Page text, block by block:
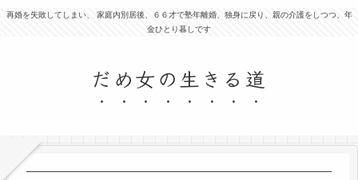
再婚を失敗してしまい、 家庭内別居後、６６才で塾年離婚、独身に戻り、親の介護をしつつ、年
金ひとり暮しです
だめ女の生きる道